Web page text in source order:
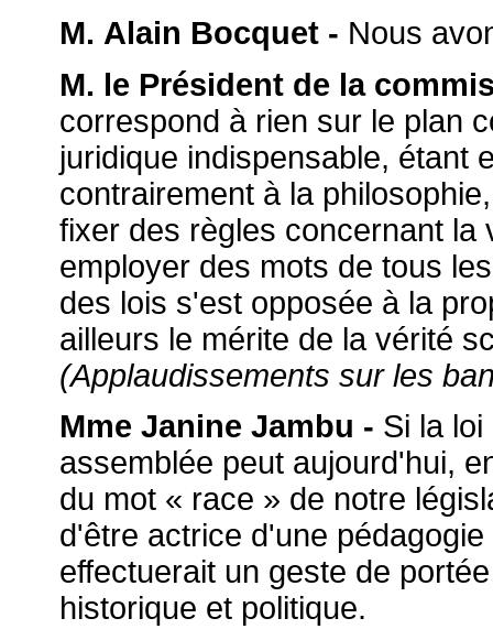
M. Alain Bocquet - Nous
M. le Président de la
correspond à rien sur le plan
juridique indispensable, étant
contrairement à la
fixer des règles concernant la
employer des mots de tous
des lois s'est opposée à la
ailleurs le mérite de la vérité
(Applaudissements sur les
Mme Janine Jambu - Si la
assemblée peut aujourd'hui,
du mot « race » de notre
d'être actrice d'une
effectuerait un geste de
historique et politique.